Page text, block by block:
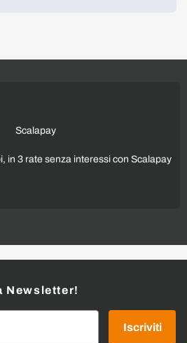
in 3 rate senza interessi con Scalapay
Newsletter!
Iscriviti